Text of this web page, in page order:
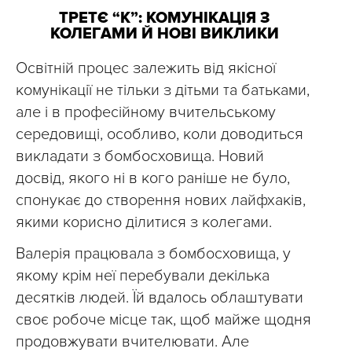
ТРЕТЄ “К”: КОМУНІКАЦІЯ З
КОЛЕГАМИ Й НОВІ ВИКЛИКИ
Освітній процес залежить від якісної
комунікації не тільки з дітьми та батьками,
але і в професійному вчительському
середовищі, особливо, коли доводиться
викладати з бомбосховища. Новий
досвід, якого ні в кого раніше не було,
спонукає до створення нових лайфхаків,
якими корисно ділитися з колегами.
Валерія працювала з бомбосховища, у
якому крім неї перебували декілька
десятків людей. Їй вдалось облаштувати
своє робоче місце так, щоб майже щодня
продовжувати вчителювати. Але